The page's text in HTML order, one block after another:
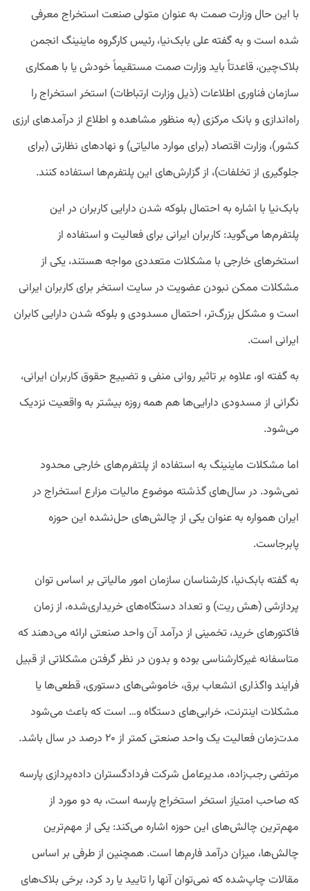
با این حال وزارت صمت به عنوان متولی صنعت استخراج معرفی
شده است و به گفته علی بابک‌نیا، رئیس کارگروه ماینینگ انجمن
بلاک‌چین، قاعدتاً باید وزارت صمت مستقیماً خودش یا با همکاری
سازمان فناوری اطلاعات (ذیل وزارت ارتباطات) استخر استخراج را
راه‌اندازی و بانک مرکزی (به منظور مشاهده و اطلاع از درآمدهای ارزی
کشور)،‌ وزارت اقتصاد (برای موارد مالیاتی) و نهادهای نظارتی (برای
جلوگیری از تخلفات)، از گزارش‌های این پلتفرم‌ها استفاده کنند.
بابک‌نیا با اشاره به احتمال بلوکه شدن دارایی کاربران در این
پلتفرم‌ها می‌گوید: کاربران ایرانی برای فعالیت و استفاده از
استخرهای خارجی با مشکلات متعددی مواجه هستند،‌ یکی از
مشکلات ممکن نبودن عضویت در سایت استخر برای کاربران ایرانی
است و مشکل بزرگ‌تر،‌ احتمال مسدودی و بلوکه شدن دارایی کابران
ایرانی است.
به گفته او، علاوه‌ بر تاثیر روانی منفی و تضییع حقوق کاربران ایرانی،‌
نگرانی از مسدودی دارایی‌ها هم همه روزه بیشتر به واقعیت نزدیک
می‌شود.
اما مشکلات ماینینگ به استفاده از پلتفرم‌های خارجی محدود
نمی‌شود. در سال‌های گذشته موضوع مالیات مزارع استخراج در
ایران همواره به عنوان یکی از چالش‌های حل‌نشده این حوزه
پابرجاست.
به گفته بابک‌نیا، کارشناسان سازمان امور مالیاتی بر اساس توان
پردازشی (هش ریت) و تعداد دستگاه‌های خریداری‌شده، از زمان
فاکتور‌های خرید، تخمینی از درآمد آن واحد صنعتی ارائه می‌دهند که
متاسفانه غیرکارشناسی بوده و بدون در نظر گرفتن مشکلاتی از قبیل
فرایند واگذاری انشعاب برق، خاموشی‌های دستوری، قطعی‌ها یا
مشکلات اینترنت، خرابی‌های دستگاه و… است که باعث می‌شود
مدت‌زمان فعالیت یک واحد صنعتی کمتر از ۲۰ درصد در سال باشد.
مرتضی رجب‌زاده، مدیرعامل شرکت فردادگستران داده‌پردازی پارسه
که صاحب امتیاز استخر استخراج پارسه است، به دو مورد از
مهم‌ترین چالش‌های این حوزه اشاره می‌کند: یکی از مهم‌ترین
چالش‌ها، میزان درآمد فارم‌ها است. همچنین از طرفی بر اساس
مقالات چاپ‌شده که نمی‌توان آنها را تایید یا رد کرد، برخی بلاک‌های